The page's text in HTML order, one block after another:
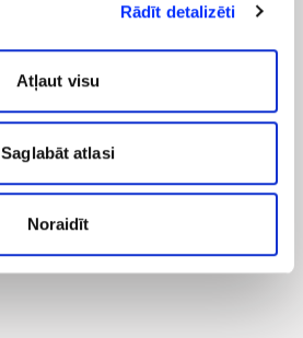
Rādīt detalizēti
Atļaut visu
Saglabāt atlasi
Noraidīt